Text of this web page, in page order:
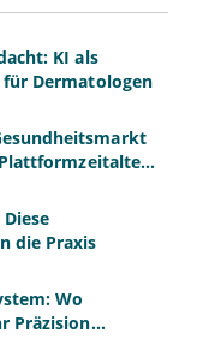
KI als
Dermatologen
die Praxis
Wo
Präzision